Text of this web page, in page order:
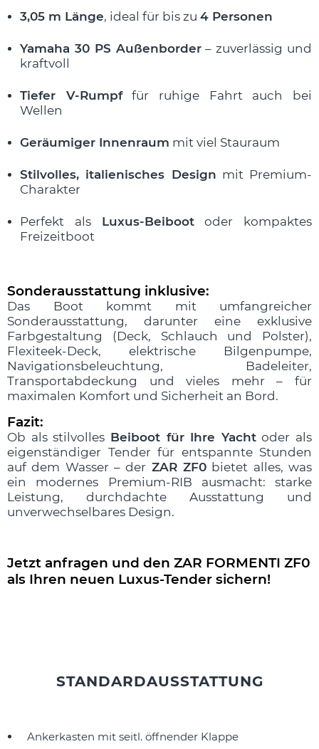
3,05 m Länge, ideal für bis zu 4 Personen
Yamaha 30 PS Außenborder– zuverlässig und
kraftvoll
Tiefer V-Rumpffür ruhige Fahrt auch bei
Wellen
Geräumiger Innenraum mit viel Stauraum
Stilvolles, italienisches Design mit Premium-
Charakter
Perfekt als Luxus-Beibootoder kompaktes
Freizeitboot
Sonderausstattung inklusive:
Das Boot kommt mit umfangreicher
Sonderausstattung, darunter eine exklusive
Farbgestaltung (Deck, Schlauch und Polster),
Flexiteek-Deck, elektrische Bilgenpumpe,
Navigationsbeleuchtung, Badeleiter,
Transportabdeckung und vieles mehr – für
maximalen Komfort und Sicherheit an Bord.
Fazit:
Ob als stilvolles Beiboot für Ihre Yachtoder als
eigenständiger Tender für entspannte Stunden
auf dem Wasser – der ZAR ZF0 bietet alles, was
ein modernes Premium-RIB ausmacht: starke
Leistung, durchdachte Ausstattung und
unverwechselbares Design.
Jetzt anfragen und den ZAR FORMENTI ZF0
als Ihren neuen Luxus-Tender sichern!
STANDARDAUSSTATTUNG
Ankerkasten mit seitl. öffnender Klappe